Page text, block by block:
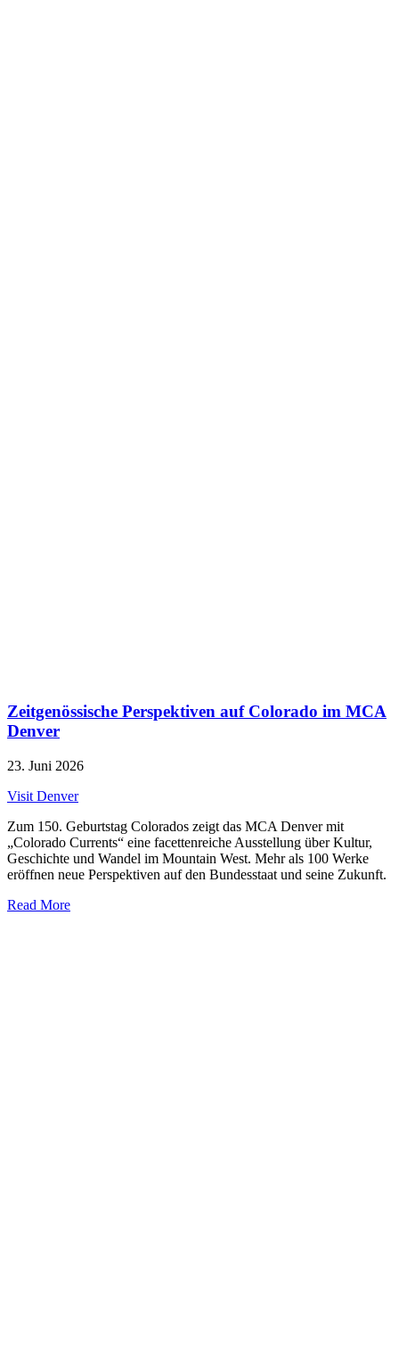
Zeitgenössische Perspektiven auf Colorado im MCA
Denver
23. Juni 2026
Visit Denver
Zum 150. Geburtstag Colorados zeigt das MCA Denver mit
„Colorado Currents“ eine facettenreiche Ausstellung über Kultur,
Geschichte und Wandel im Mountain West. Mehr als 100 Werke
eröffnen neue Perspektiven auf den Bundesstaat und seine Zukunft.
Read More